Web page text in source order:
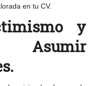
en tu CV.
y
Asumir